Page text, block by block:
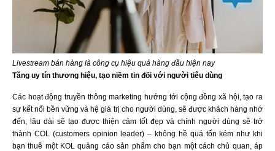
Livestream bán hàng là công cụ hiệu quả hàng đầu hiện nay
Tăng uy tín thương hiệu, tạo niềm tin đối với người tiêu dùng
Các hoạt động truyền thông marketing hướng tới cộng đồng xã hội, tạo ra
sự kết nối bền vững và hệ giá trị cho người dùng, sẽ được khách hàng nhớ
đến, lâu dài sẽ tạo được thiện cảm tốt đẹp và chính người dùng sẽ trở
thành COL (customers opinion leader) – không hề quá tốn kém như khi
bạn thuê một KOL quảng cáo sản phẩm cho bạn một cách chủ quan, áp